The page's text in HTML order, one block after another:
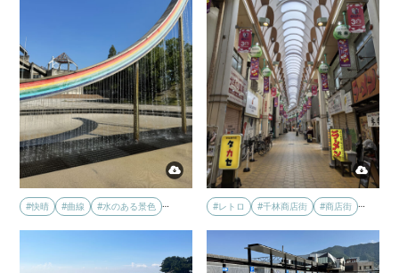
#快晴 #曲線 #水のある景色 #レトロ #千林商店街 #商店街